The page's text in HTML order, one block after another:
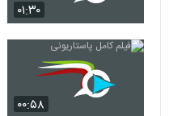
۰۱:۳۰
۰۰:۵۸